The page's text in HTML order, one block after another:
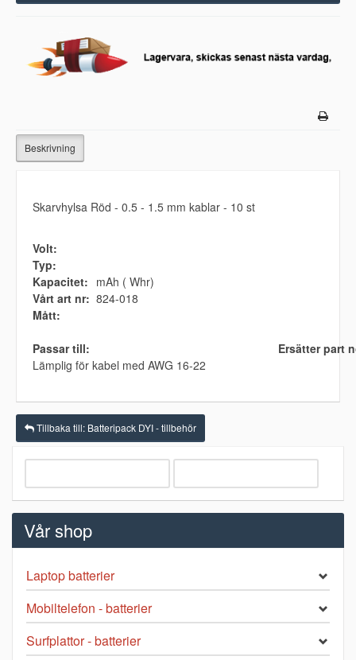
Beskrivning
Skarvhylsa Röd - 0.5 - 1.5 mm kablar - 10 st
Volt:
Typ:
Kapacitet: mAh ( Whr)
Vårt art nr: 824-018
Mått:
Passar till:
Ersätter part
Lämplig för kabel med AWG 16-22
Tillbaka till: Batteripack DYI - tillbehör
Vår shop
Laptop batterier
Mobiltelefon - batterier
Surfplattor - batterier